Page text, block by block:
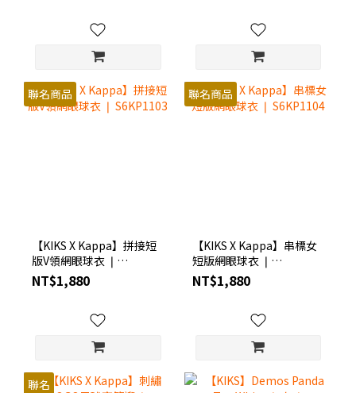
聯名商品
【KIKS X Kappa】拼接短
版V領網眼球衣 ❘
S6KP1103
NT$1,880
聯名商品
【KIKS X Kappa】串標女
短版網眼球衣 ❘
S6KP1104
NT$1,880
聯名